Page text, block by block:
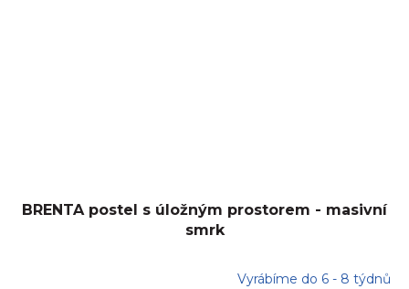
BRENTA postel s úložným prostorem - masivní
smrk
Vyrábíme do 6 - 8 týdnů